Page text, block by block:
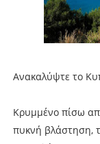
Ανακαλύψτε το
Κρυμμένο πίσω
πυκνή βλάστηση,